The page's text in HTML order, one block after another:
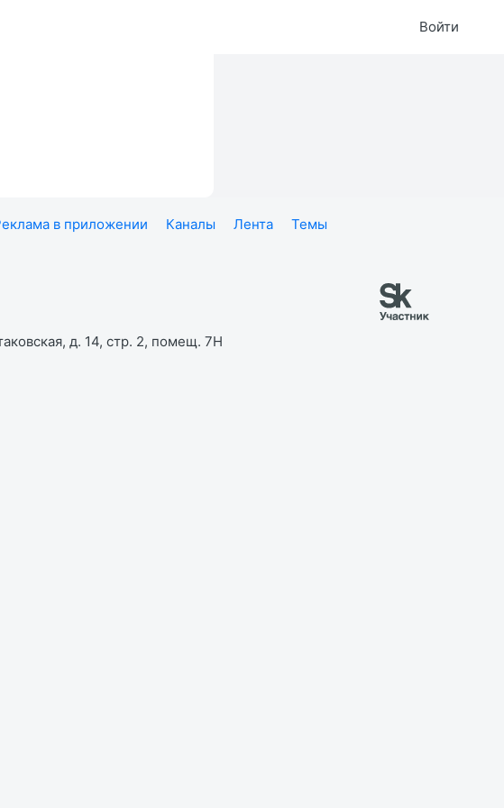
Войти
в приложении Каналы Лента
Темы
д. 14, стр. 2, помещ. 7Н